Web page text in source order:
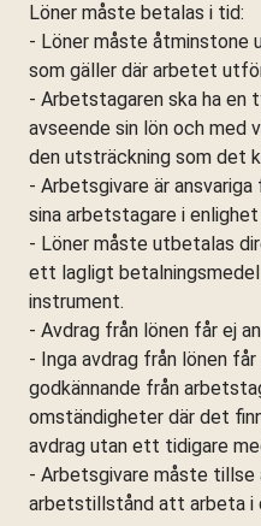
Löner måste betalas i tid:
- Löner måste åtminstone
som gäller där arbetet
- Arbetstagaren ska ha
avseende sin lön och med
den utsträckning som det
- Arbetsgivare är
sina arbetstagare i
- Löner måste utbetalas
ett lagligt
instrument.
- Avdrag från lönen får ej
- Inga avdrag från lönen
godkännande från
omständigheter där det
avdrag utan ett tidigare
- Arbetsgivare måste
arbetstillstånd att arbeta i